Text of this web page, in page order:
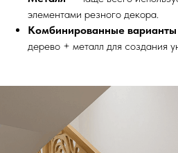
элементами резного декора.
Комбинированные варианты
дерево + металл для создания